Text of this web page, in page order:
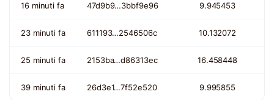
16 minuti fa 47d9b9…3bbf9e96 9.945453
23 minuti fa 611193…2546506c 10.132072
25 minuti fa 2153ba…d86313ec 16.458448
39 minuti fa 26d3e1…7f52e520 9.995855